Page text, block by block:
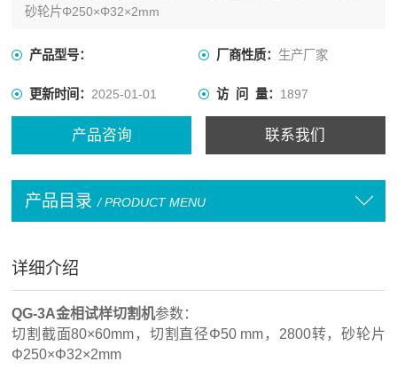
砂轮片Φ250×Φ32×2mm
产品型号： 厂商性质： 生产厂家
更新时间：2025-01-01 访 问 量： 1897
产品咨询 联系我们
产品目录 / PRODUCT MENU
详细介绍
QG-3A金相试样切割机参数：
切割截面80×60mm，切割直径Φ50 mm，2800转，砂轮片
Φ250×Φ32×2mm